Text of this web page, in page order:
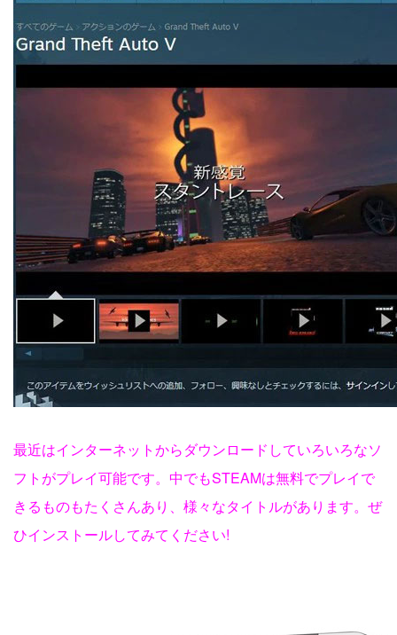
最近はインターネットからダウンロードしていろいろなソ
フトがプレイ可能です。中でもSTEAMは無料でプレイで
きるものもたくさんあり、様々なタイトルがあります。ぜ
ひインストールしてみてください!